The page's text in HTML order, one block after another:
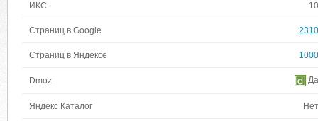
ИКС 10
Страниц в Google 2310
Страниц в Яндексе 1000
Dmoz Да
Яндекс Каталог Нет